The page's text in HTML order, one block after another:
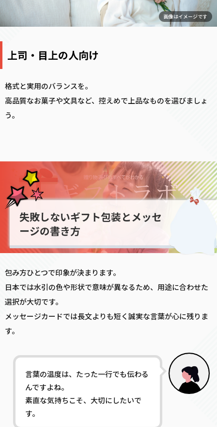
画像はイメージです
上司・目上の人向け
格式と実用のバランスを。
高品質なお菓子や文具など、控えめで上品なものを選びましょ
う。
失敗しないギフト包装とメッセ
ージの書き方
包み方ひとつで印象が決まります。
日本では水引の色や形状で意味が異なるため、用途に合わせた
選択が大切です。
メッセージカードでは長文よりも短く誠実な言葉が心に残りま
す。
言葉の温度は、たった一行でも伝わる
んですよね。
素直な気持ちこそ、大切にしたいで
す。